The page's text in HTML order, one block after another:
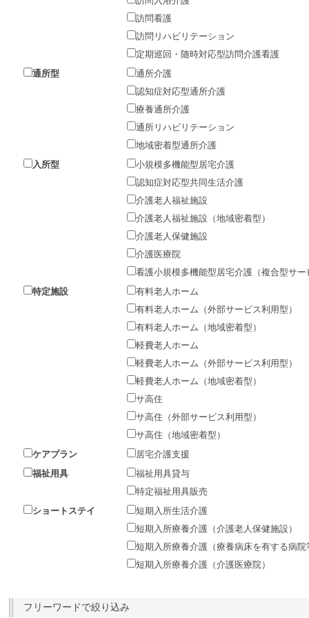
訪問看護
訪問リハビリテーション
定期巡回・随時対応型訪問介護看護
通所型
通所介護
認知症対応型通所介護
療養通所介護
通所リハビリテーション
地域密着型通所介護
入所型
小規模多機能型居宅介護
認知症対応型共同生活介護
介護老人福祉施設
介護老人福祉施設（地域密着型）
介護老人保健施設
介護医療院
看護小規模多機能型居宅介護（複合型サー
特定施設
有料老人ホーム
有料老人ホーム（外部サービス利用型）
有料老人ホーム（地域密着型）
軽費老人ホーム
軽費老人ホーム（外部サービス利用型）
軽費老人ホーム（地域密着型）
サ高住
サ高住（外部サービス利用型）
サ高住（地域密着型）
ケアプラン
居宅介護支援
福祉用具
福祉用具貸与
特定福祉用具販売
ショートステイ
短期入所生活介護
短期入所療養介護（介護老人保健施設）
短期入所療養介護（療養病床を有する病院
短期入所療養介護（介護医療院）
フリーワードで絞り込み